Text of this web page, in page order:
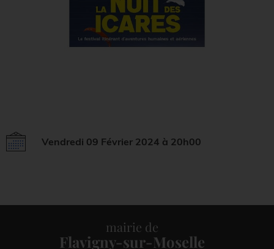
Vendredi 09 Février 2024 à 20h00
mairie de
Flavigny-sur-Moselle